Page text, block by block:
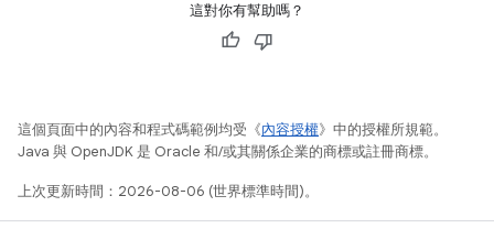
這對你有幫助嗎？
這個頁面中的內容和程式碼範例均受《內容授權》中的授權所規範。
Java 與 OpenJDK 是 Oracle 和/或其關係企業的商標或註冊商標。
上次更新時間：2026-08-06 (世界標準時間)。